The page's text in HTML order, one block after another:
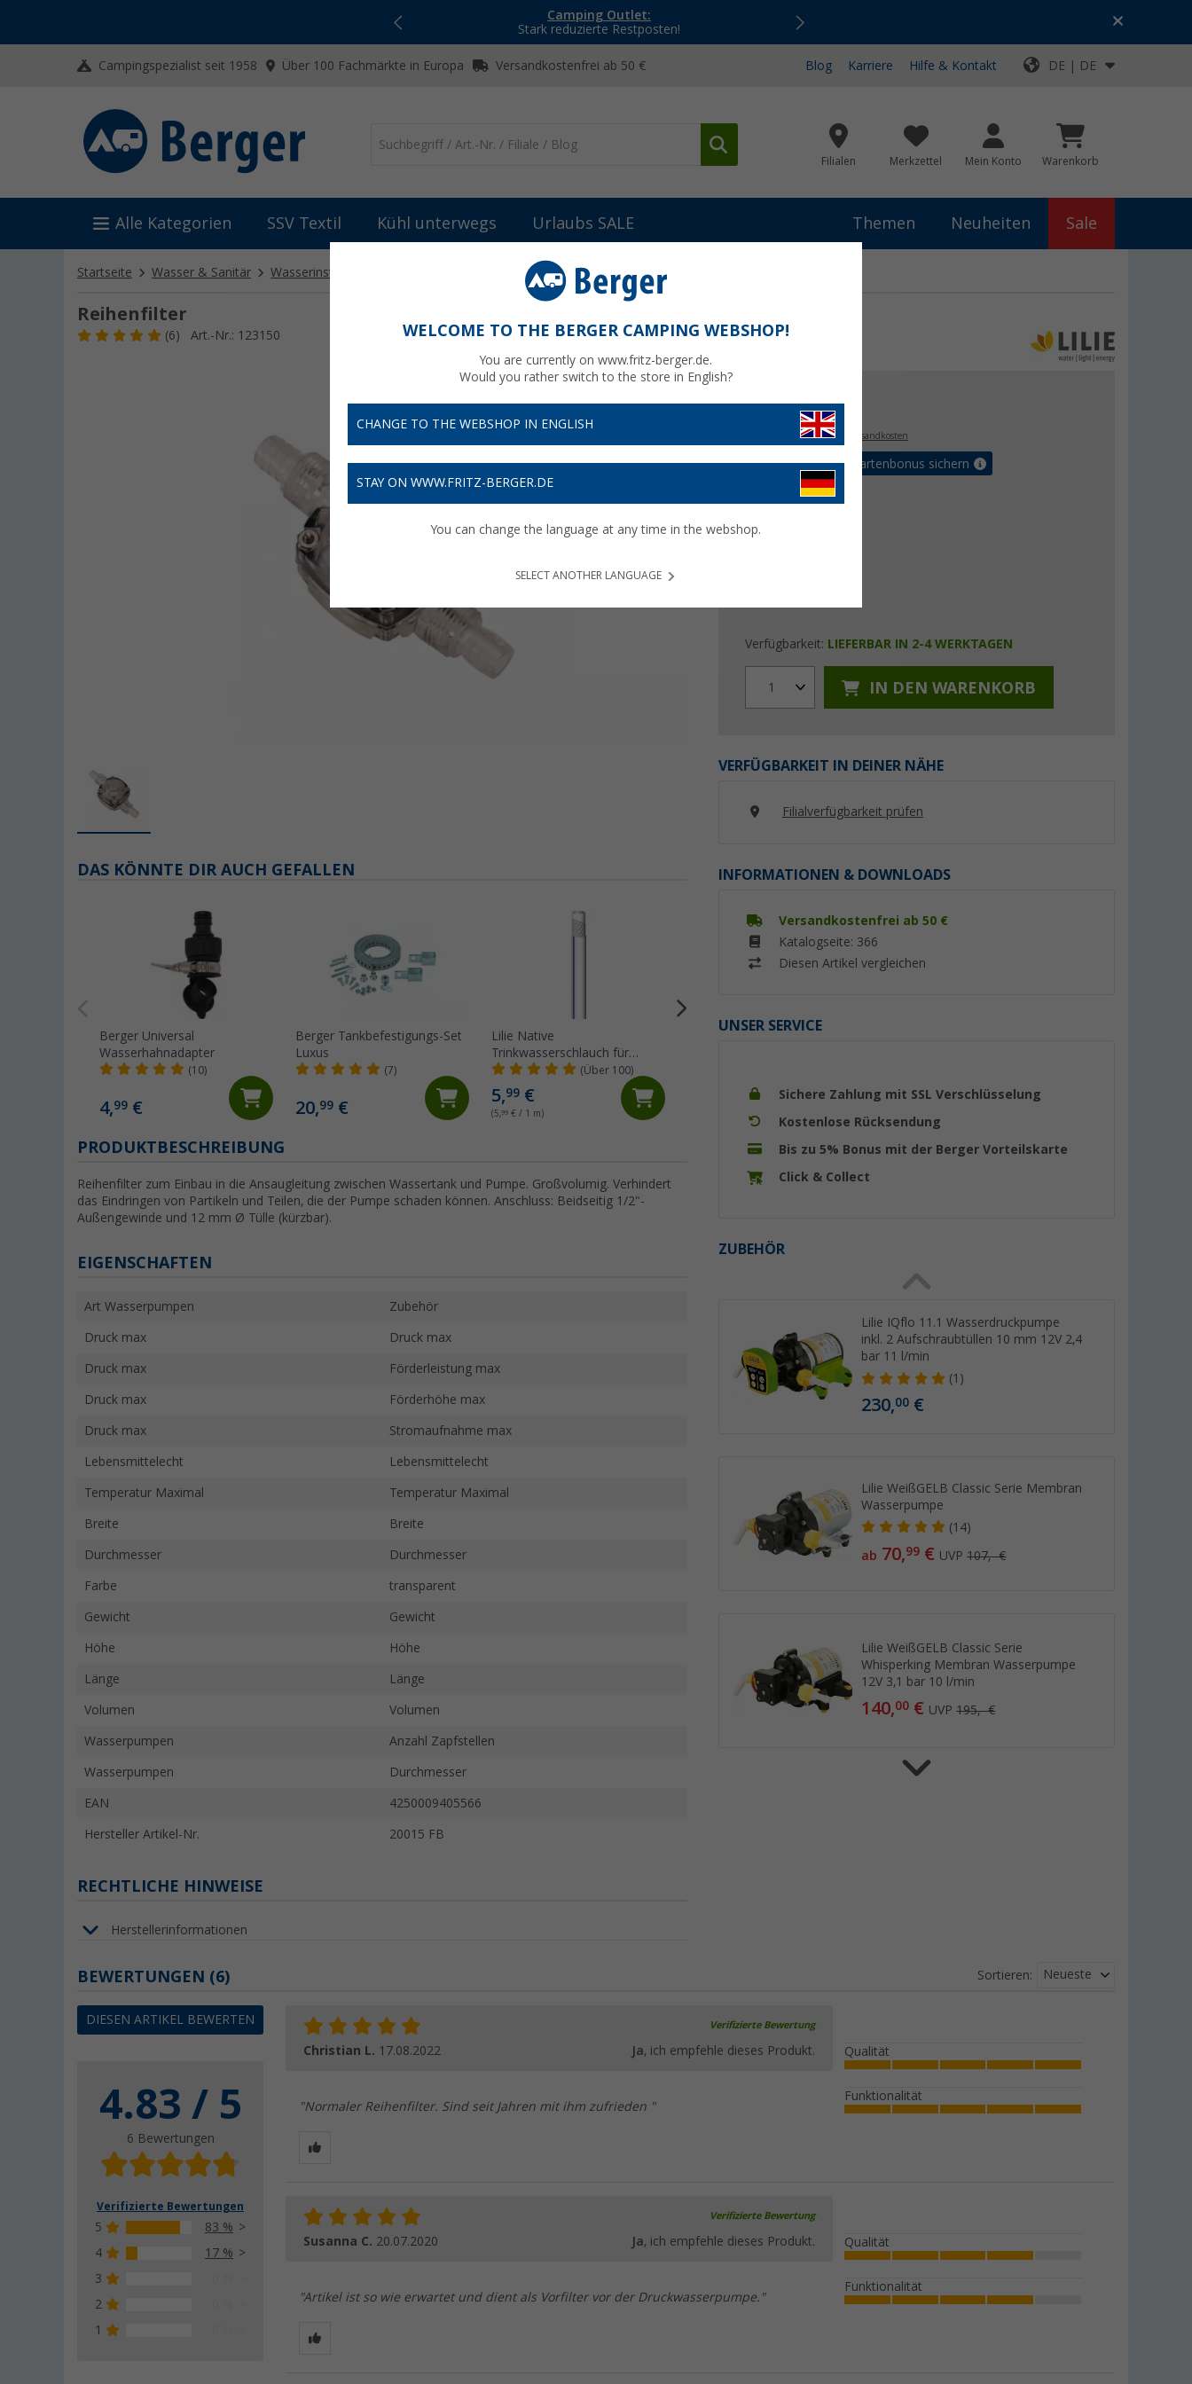
Camping Outlet:
Stark reduzierte Restposten!
Top-Deals für dein Abenteuer!
Campingspezialist seit 1958 Über 100 Fachmärkte in Europa Versandkostenfrei ab 50 € Blog Karriere Hilfe & Kontakt DE | DE
Filialen Merkzettel Mein Konto Warenkorb
Alle Kategorien SSV Textil Kühl unterwegs Urlaubs SALE Themen Neuheiten Sale
Startseite Wasser & Sanitär Wasserinstallation Wasserinstallationszubehör & Ersatzteile Reihenfilter
Reihenfilter
(6) Art.-Nr.: 123150
15, €
Preise inkl. MwSt.,zzgl. Versandkosten
Bis zu 5% Vorteilskartenbonus sichern
Verfügbarkeit: LIEFERBAR IN 2-4 WERKTAGEN
1 IN DEN WARENKORB
VERFÜGBARKEIT IN DEINER NÄHE
Filialverfügbarkeit prüfen
INFORMATIONEN & DOWNLOADS
Versandkostenfrei ab 50 €
Katalogseite: 366
Diesen Artikel vergleichen
UNSER SERVICE
Sichere Zahlung mit SSL Verschlüsselung
Kostenlose Rücksendung
Bis zu 5% Bonus mit der Berger Vorteilskarte
Click & Collect
ZUBEHÖR
Lilie IQflo 11.1 Wasserdruckpumpe
inkl. 2 Aufschraubtüllen 10 mm 12V 2,4
bar 11 l/min
(1)
230,00 €
Lilie WeißGELB Classic Serie Membran
Wasserpumpe
(14)
ab 70,99 € UVP107,- €
Lilie WeißGELB Classic Serie
Whisperking Membran Wasserpumpe
12V 3,1 bar 10 l/min
140,00 € UVP195,- €
DAS KÖNNTE DIR AUCH GEFALLEN
Berger Universal
Wasserhahnadapter
(10)
4,99 €
Berger Tankbefestigungs-Set
Luxus
(7)
20,99 €
Lilie Native
Trinkwasserschlauch für
Kaltwasser 10x15 mm
(Meterware)
(Über 100)
5,99 €
(5,99 € / 1 m)
%
26, 99€
PRODUKTBESCHREIBUNG
Reihenfilter zum Einbau in die Ansaugleitung zwischen Wassertank und Pumpe. Großvolumig. Verhindert
das Eindringen von Partikeln und Teilen, die der Pumpe schaden können. Anschluss: Beidseitig 1/2"-
Außengewinde und 12 mm Ø Tülle (kürzbar).
EIGENSCHAFTEN
Art Wasserpumpen Zubehör
Druck max Druck max
Druck max Förderleistung max
Druck max Förderhöhe max
Druck max Stromaufnahme max
Lebensmittelecht Lebensmittelecht
Temperatur Maximal Temperatur Maximal
Breite Breite
Durchmesser Durchmesser
Farbe transparent
Gewicht Gewicht
Höhe Höhe
Länge Länge
Volumen Volumen
Wasserpumpen Anzahl Zapfstellen
Wasserpumpen Durchmesser
EAN 4250009405566
Hersteller Artikel-Nr. 20015 FB
RECHTLICHE HINWEISE
Herstellerinformationen
BEWERTUNGEN (6)
DIESEN ARTIKEL BEWERTEN
4.83 / 5
6 Bewertungen
Verifizierte Bewertungen
5
83 %
4
17 %
3
2
1
Sortieren: Neueste
Verifizierte Bewertung
Christian L. 17.08.2022 Ja, ich empfehle dieses Produkt.
"Normaler Reihenfilter. Sind seit Jahren mit ihm zufrieden "
Qualität
Funktionalität
Verifizierte Bewertung
Susanna C. 20.07.2020 Ja, ich empfehle dieses Produkt.
"Artikel ist so wie erwartet und dient als Vorfilter vor der Druckwasserpumpe."
Qualität
Funktionalität
WELCOME TO THE BERGER CAMPING WEBSHOP!
You are currently on www.fritz-berger.de.
Would you rather switch to the store in English?
CHANGE TO THE WEBSHOP IN ENGLISH
STAY ON WWW.FRITZ-BERGER.DE
You can change the language at any time in the webshop.
SELECT ANOTHER LANGUAGE